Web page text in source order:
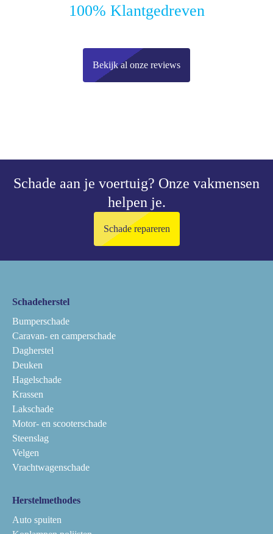
100% Klantgedreven
Bekijk al onze reviews
Schade aan je voertuig? Onze vakmensen
helpen je.
Schade repareren
Schadeherstel
Bumperschade
Caravan- en camperschade
Dagherstel
Deuken
Hagelschade
Krassen
Lakschade
Motor- en scooterschade
Steenslag
Velgen
Vrachtwagenschade
Herstelmethodes
Auto spuiten